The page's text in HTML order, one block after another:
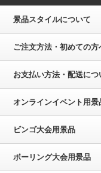
景品スタイルについて
ご注文方法・初めての方
お支払い方法・配送につ
オンラインイベント用景
ビンゴ大会用景品
ボーリング大会用景品